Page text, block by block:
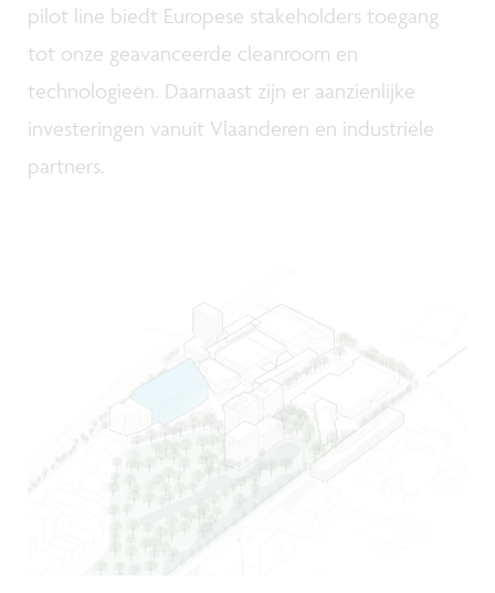
pilot line biedt Europese stakeholders toegang
tot onze geavanceerde cleanroom en
technologieën. Daarnaast zijn er aanzienlijke
investeringen vanuit Vlaanderen en industriële
partners.